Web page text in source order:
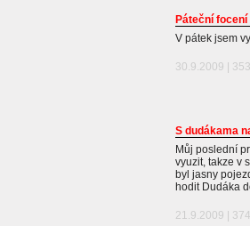
Páteční
V pátek jsem
30.9.2009 |
S dudákama
Můj poslední
vyuzit, takze v
byl jasny
hodit Dudáka
21.9.2009 |